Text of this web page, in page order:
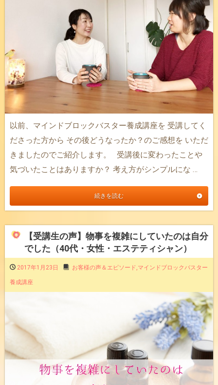
以前、マインドブロックバスター養成講座を 受講してく
ださった方から その後どうなったか？のご感想を いただ
きましたのでご紹介します。 受講後に変わったことや
気づいたことはありますか？ 考え方がシンプルにな …
続きを読む
【受講生の声】物事を複雑にしていたのは自分
でした（40代・女性・エステティシャン）
2017年1月23日 お客様の声＆エピソード,マインドブロックバスター
養成講座